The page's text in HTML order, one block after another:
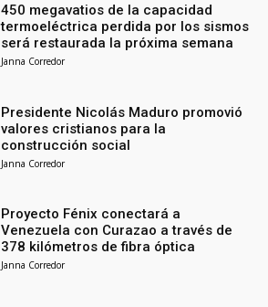
450 megavatios de la capacidad
termoeléctrica perdida por los sismos
será restaurada la próxima semana
Janna Corredor
Presidente Nicolás Maduro promovió
valores cristianos para la
construcción social
Janna Corredor
Proyecto Fénix conectará a
Venezuela con Curazao a través de
378 kilómetros de fibra óptica
Janna Corredor